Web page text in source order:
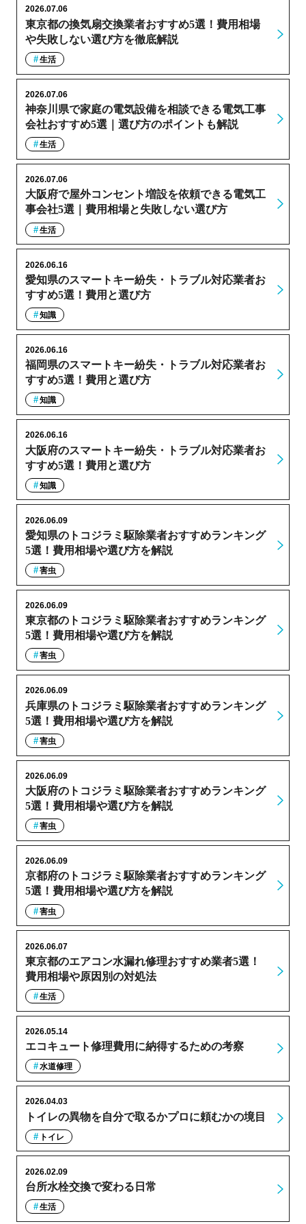
東京都の換気扇交換業者おすすめ5選！費用相場
や失敗しない選び方を徹底解説
2026.07.06
生活
神奈川県で家庭の電気設備を相談できる電気工事
会社おすすめ5選｜選び方のポイントも解説
2026.07.06
生活
大阪府で屋外コンセント増設を依頼できる電気工
事会社5選｜費用相場と失敗しない選び方
2026.07.06
生活
愛知県のスマートキー紛失・トラブル対応業者お
すすめ5選！費用と選び方
2026.06.16
知識
福岡県のスマートキー紛失・トラブル対応業者お
すすめ5選！費用と選び方
2026.06.16
知識
大阪府のスマートキー紛失・トラブル対応業者お
すすめ5選！費用と選び方
2026.06.16
知識
愛知県のトコジラミ駆除業者おすすめランキング
5選！費用相場や選び方を解説
2026.06.09
害虫
東京都のトコジラミ駆除業者おすすめランキング
5選！費用相場や選び方を解説
2026.06.09
害虫
兵庫県のトコジラミ駆除業者おすすめランキング
5選！費用相場や選び方を解説
2026.06.09
害虫
大阪府のトコジラミ駆除業者おすすめランキング
5選！費用相場や選び方を解説
2026.06.09
害虫
京都府のトコジラミ駆除業者おすすめランキング
5選！費用相場や選び方を解説
2026.06.09
害虫
東京都のエアコン水漏れ修理おすすめ業者5選！
費用相場や原因別の対処法
2026.06.07
生活
エコキュート修理費用に納得するための考察
2026.05.14
水道修理
トイレの異物を自分で取るかプロに頼むかの境目
2026.04.03
トイレ
台所水栓交換で変わる日常
2026.02.09
生活